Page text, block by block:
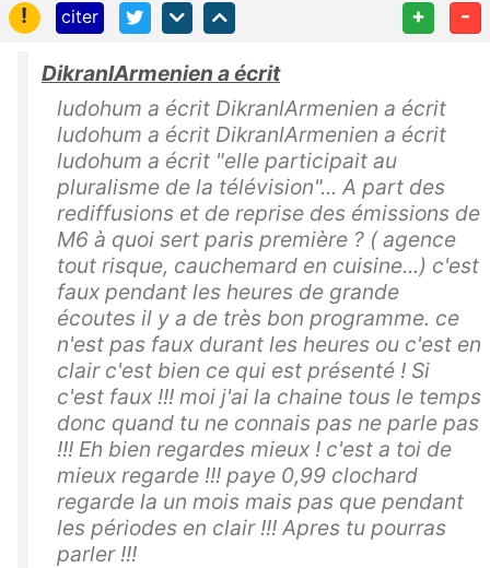
!
citer + -
DikranlArmenien a écrit
ludohum a écrit DikranlArmenien a écrit
ludohum a écrit DikranlArmenien a écrit
ludohum a écrit "elle participait au
pluralisme de la télévision"... A part des
rediffusions et de reprise des émissions de
M6 à quoi sert paris première ? ( agence
tout risque, cauchemard en cuisine...) c'est
faux pendant les heures de grande
écoutes il y a de très bon programme. ce
n'est pas faux durant les heures ou c'est en
clair c'est bien ce qui est présenté ! Si
c'est faux !!! moi j'ai la chaine tous le temps
donc quand tu ne connais pas ne parle pas
!!! Eh bien regardes mieux ! c'est a toi de
mieux regarde !!! paye 0,99 clochard
regarde la un mois mais pas que pendant
les périodes en clair !!! Apres tu pourras
parler !!!